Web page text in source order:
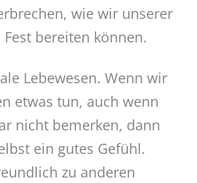
wie wir unserer
bereiten können.
Lebewesen. Wenn wir
etwas tun, auch wenn
nicht bemerken, dann
ein gutes Gefühl.
zu anderen